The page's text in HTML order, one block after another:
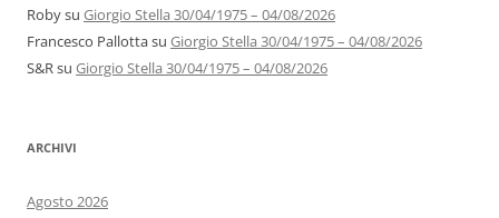
Robysu Giorgio Stella 30/04/1975 – 04/08/2026
Francesco Pallottasu Giorgio Stella 30/04/1975 – 04/08/2026
S&Rsu Giorgio Stella 30/04/1975 – 04/08/2026
ARCHIVI
Agosto 2026